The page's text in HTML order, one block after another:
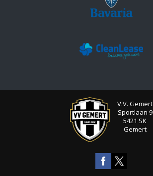
V.V. Gemert
Sportlaan 9
5421 SK
Gemert